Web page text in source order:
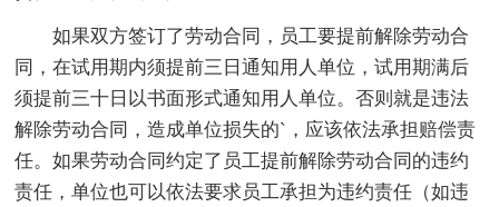
如果双方签订了劳动合同，员工要提前解除劳动合
同，在试用期内须提前三日通知用人单位，试用期满后
须提前三十日以书面形式通知用人单位。否则就是违法
解除劳动合同，造成单位损失的`，应该依法承担赔偿责
任。如果劳动合同约定了员工提前解除劳动合同的违约
责任，单位也可以依法要求员工承担为违约责任（如违